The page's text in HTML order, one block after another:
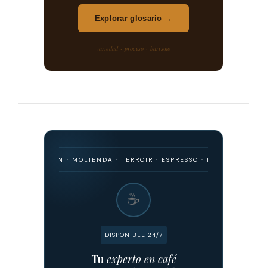
Explorar glosario →
variedad · proceso · barismo
· MOLIENDA · TERROIR · ESPRESSO · FILTRADO ·
☕
DISPONIBLE 24/7
Tu experto en café